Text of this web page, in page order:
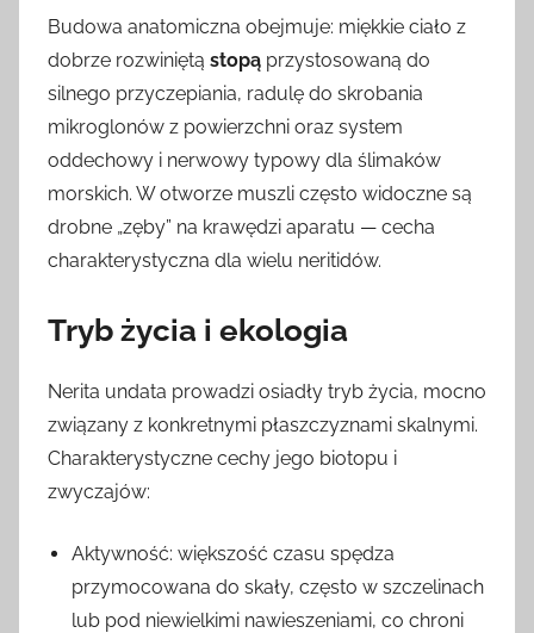
Budowa anatomiczna obejmuje: miękkie ciało z
dobrze rozwiniętą stopą przystosowaną do
silnego przyczepiania, radulę do skrobania
mikroglonów z powierzchni oraz system
oddechowy i nerwowy typowy dla ślimaków
morskich. W otworze muszli często widoczne są
drobne „zęby” na krawędzi aparatu — cecha
charakterystyczna dla wielu neritidów.
Tryb życia i ekologia
Nerita undata prowadzi osiadły tryb życia, mocno
związany z konkretnymi płaszczyznami skalnymi.
Charakterystyczne cechy jego biotopu i
zwyczajów:
Aktywność: większość czasu spędza
przymocowana do skały, często w szczelinach
lub pod niewielkimi nawieszeniami, co chroni